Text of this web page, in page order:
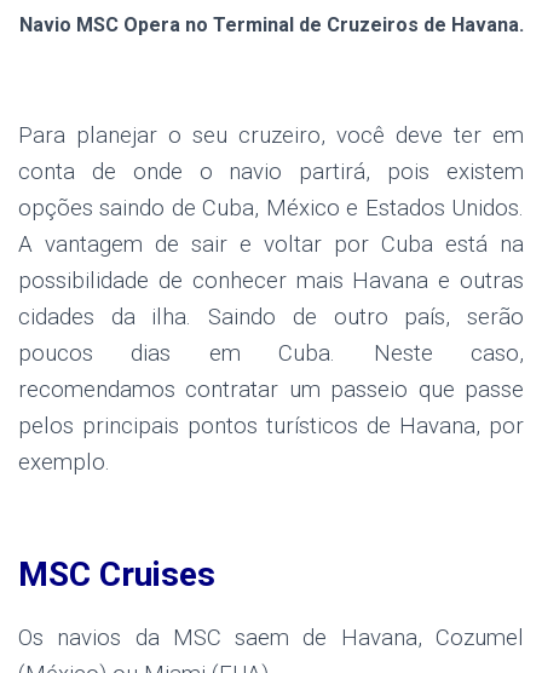
Navio MSC Opera no Terminal de Cruzeiros de Havana.
Para planejar o seu cruzeiro, você deve ter em
conta de onde o navio partirá, pois existem
opções saindo de Cuba, México e Estados Unidos.
A vantagem de sair e voltar por Cuba está na
possibilidade de conhecer mais Havana e outras
cidades da ilha. Saindo de outro país, serão
poucos dias em Cuba. Neste caso,
recomendamos contratar um passeio que passe
pelos principais pontos turísticos de Havana, por
exemplo.
MSC Cruises
Os navios da MSC saem de Havana, Cozumel